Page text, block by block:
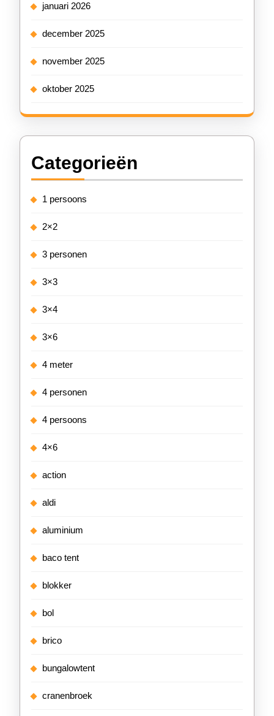
januari 2026
december 2025
november 2025
oktober 2025
Categorieën
1 persoons
2×2
3 personen
3×3
3×4
3×6
4 meter
4 personen
4 persoons
4×6
action
aldi
aluminium
baco tent
blokker
bol
brico
bungalowtent
cranenbroek